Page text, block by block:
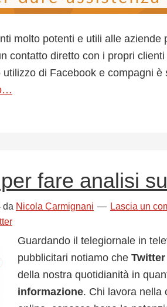
molto potenti e utili alle aziende
contatto diretto con i propri
di Facebook e compagni è
fare analisi
da Nicola Carmignani
Lascia un
Guardando il telegiornale in
pubblicitari notiamo che Twitter
della nostra quotidianità in
informazione. Chi lavora nella